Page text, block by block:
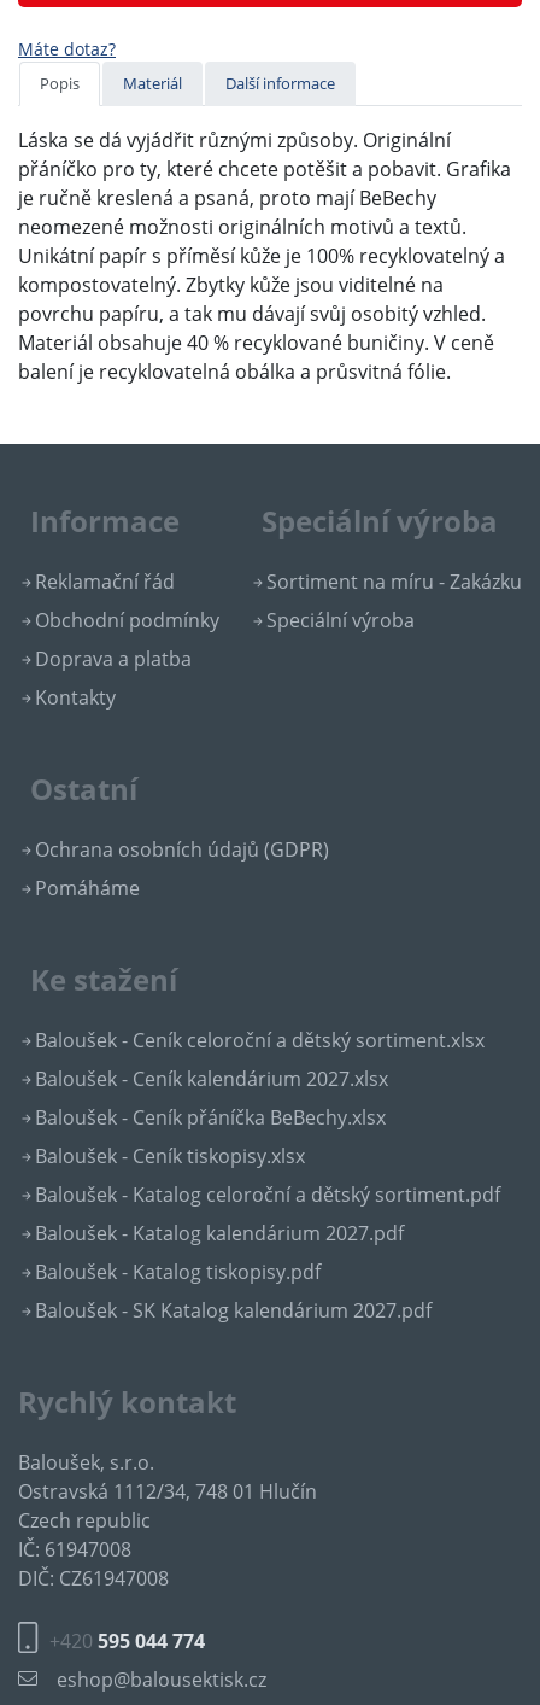
Máte dotaz?
Popis Materiál Další informace
Láska se dá vyjádřit různými způsoby. Originální
přáníčko pro ty, které chcete potěšit a pobavit. Grafika
je ručně kreslená a psaná, proto mají BeBechy
neomezené možnosti originálních motivů a textů.
Unikátní papír s příměsí kůže je 100% recyklovatelný a
kompostovatelný. Zbytky kůže jsou viditelné na
povrchu papíru, a tak mu dávají svůj osobitý vzhled.
Materiál obsahuje 40 % recyklované buničiny. V ceně
balení je recyklovatelná obálka a průsvitná fólie.
Informace
Reklamační řád
Obchodní podmínky
Doprava a platba
Kontakty
Speciální výroba
Sortiment na míru - Zakázku
Speciální výroba
Ostatní
Ochrana osobních údajů (GDPR)
Pomáháme
Ke stažení
Baloušek - Ceník celoroční a dětský sortiment.xlsx
Baloušek - Ceník kalendárium 2027.xlsx
Baloušek - Ceník přáníčka BeBechy.xlsx
Baloušek - Ceník tiskopisy.xlsx
Baloušek - Katalog celoroční a dětský sortiment.pdf
Baloušek - Katalog kalendárium 2027.pdf
Baloušek - Katalog tiskopisy.pdf
Baloušek - SK Katalog kalendárium 2027.pdf
Rychlý kontakt
Baloušek, s.r.o.
Ostravská 1112/34, 748 01 Hlučín
Czech republic
IČ: 61947008
DIČ: CZ61947008
+420 595 044 774
eshop@balousektisk.cz